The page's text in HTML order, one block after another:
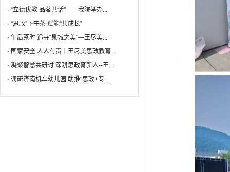
· “立德优教 品茗共话”——我院举办...
· “思政”下午茶 赋能“共成长”
· 午后茶时 追寻“泉城之美”—王尽美...
· 国家安全 人人有责｜王尽美思政教育...
· 凝聚智慧共研讨 深耕思政育新人--王...
· 调研济南机车幼儿园 助推“思政+专...